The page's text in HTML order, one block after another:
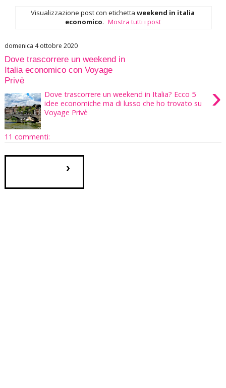
Visualizzazione post con etichettaweekend in italia
economico. Mostra tutti i post
domenica 4 ottobre 2020
Dove trascorrere un weekend in
Italia economico con Voyage
Privè
›
Dove trascorrere un weekend in Italia? Ecco 5
idee economiche ma di lusso che ho trovato su
Voyage Privè
11 commenti:
›